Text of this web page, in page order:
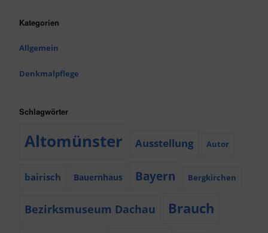
Kategorien
Allgemein
Denkmalpflege
Schlagwörter
Altomünster Ausstellung Autor
bairisch Bauernhaus Bayern Bergkirchen
Bezirksmuseum Dachau Brauch